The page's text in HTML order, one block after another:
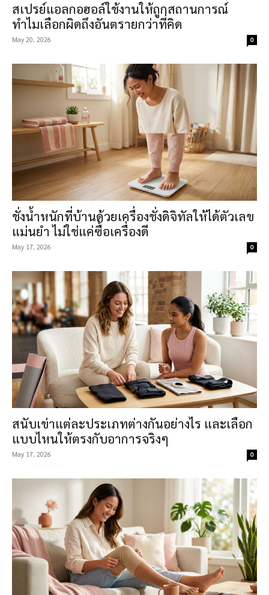
สเปรย์แอลกอฮอล์ใช้งานให้ถูกสถานการณ์
ทำไมเลือกผิดถึงอันตรายกว่าที่คิด
May 20, 2026 0
ชั่งน้ำหนักที่บ้านด้วยเครื่องชั่งดิจิทัลให้ได้ตัวเลข
แม่นยำ ไม่ใช่แค่ซื้อเครื่องดี
May 17, 2026 0
สนับเข่าแต่ละประเภทต่างกันอย่างไร และเลือก
แบบไหนให้ตรงกับอาการจริงๆ
May 17, 2026 0